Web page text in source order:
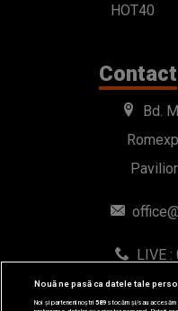
HOT40
Contact
Bd.
LIVE
Nouă ne pasă ca datele tale
Noi și partenerii noștri589stocăm și/sau accesăm